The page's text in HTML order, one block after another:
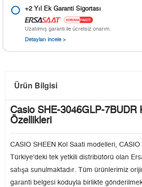
+2 Yıl Ek Garanti Sigortası
Uzatılmış garanti ile ücretsiz onarım.
Detayları incele >
Ürün Bilgisi
Casio SHE-3046GLP-7BUDR
Özellikleri
CASIO SHEEN Kol Saati modelleri, CASIO
Türkiye'deki tek yetkili distribütörü olan
satışa sunulmaktadır. Tüm ürünlerimiz
garanti belgesi koduyla birlikte